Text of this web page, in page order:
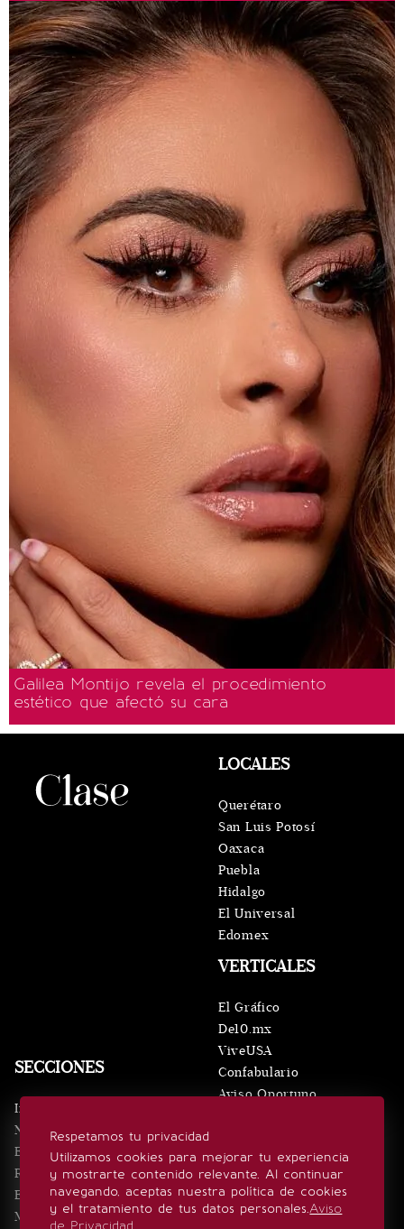
Galilea Montijo revela el procedimiento
estético que afectó su cara
Respetamos tu privacidad
Utilizamos cookies para mejorar tu experiencia
y mostrarte contenido relevante. Al continuar
navegando, aceptas nuestra política de cookies
y el tratamiento de tus datos personales.Aviso
de Privacidad
SECCIONES
Inicio
Noticias
Eventos
Realeza
Estilo de vida
Minuto x Minuto
VERTICALES
El Gráfico
De10.mx
ViveUSA
Confabulario
Aviso Oportuno
LOCALES
Querétaro
San Luis Potosí
Oaxaca
Puebla
Hidalgo
El Universal
Edomex
SÍGUENOS